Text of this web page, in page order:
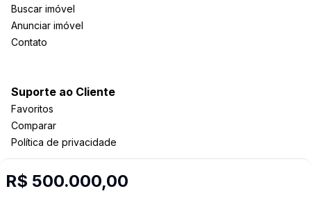
R$ 500.000,00
Buscar imóvel
Anunciar imóvel
Contato
Suporte ao Cliente
Favoritos
Comparar
Política de privacidade